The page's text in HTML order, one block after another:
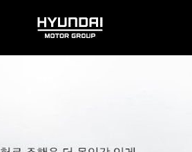
HYUNDAI
MOTOR